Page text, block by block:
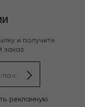
и получите
заказ
рекламную